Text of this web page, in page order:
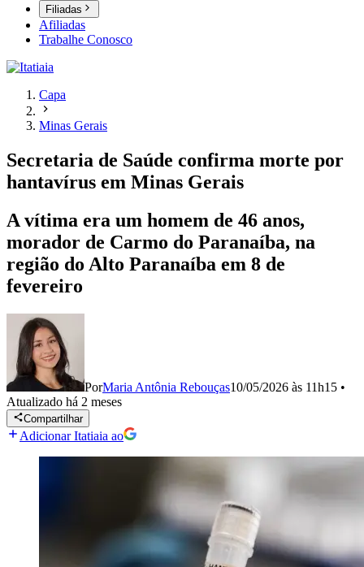
Filiadas
Afiliadas
Trabalhe Conosco
Capa
Minas Gerais
Secretaria de Saúde confirma morte por
hantavírus em Minas Gerais
A vítima era um homem de 46 anos,
morador de Carmo do Paranaíba, na
região do Alto Paranaíba em 8 de
fevereiro
PorMaria Antônia Rebouças10/05/2026 às 11h15 •
Atualizado há 2 meses
Compartilhar
Adicionar Itatiaia ao